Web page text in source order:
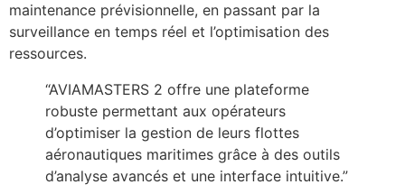
maintenance prévisionnelle, en passant par la
surveillance en temps réel et l’optimisation des
ressources.
“AVIAMASTERS 2 offre une plateforme
robuste permettant aux opérateurs
d’optimiser la gestion de leurs flottes
aéronautiques maritimes grâce à des outils
d’analyse avancés et une interface intuitive.”